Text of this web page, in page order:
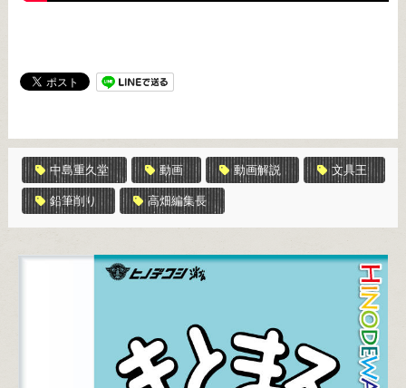
中島重久堂 動画 動画解説 文具王
鉛筆削り 高畑編集長